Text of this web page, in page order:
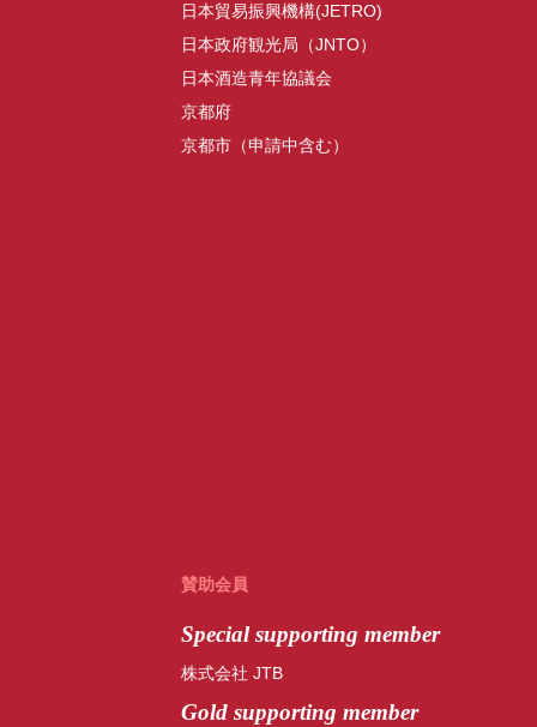
日本貿易振興機構(JETRO)
日本政府観光局（JNTO）
日本酒造青年協議会
京都府
京都市（申請中含む）
賛助会員
Specialsupporting member
株式会社 JTB
Gold supporting member